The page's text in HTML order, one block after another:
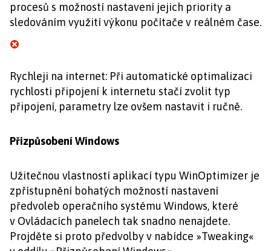
procesů s možností nastavení jejich priority a
sledováním využití výkonu počítače v reálném čase.
Rychleji na internet: Při automatické optimalizaci
rychlosti připojení k internetu stačí zvolit typ
připojení, parametry lze ovšem nastavit i ručně.
Přizpůsobení Windows
Užitečnou vlastností aplikací typu WinOptimizer je
zpřístupnění bohatých možností nastavení
předvoleb operačního systému Windows, které
v Ovládacích panelech tak snadno nenajdete.
Projděte si proto předvolby v nabídce »Tweaking«